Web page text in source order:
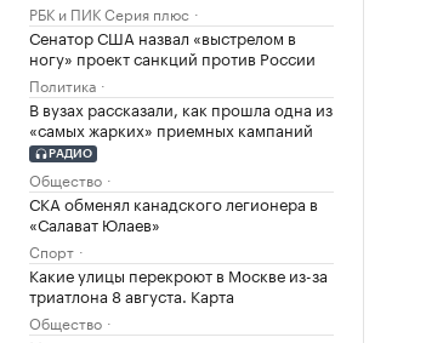
РБК и ПИК Серия плюс
Сенатор США назвал «выстрелом в
ногу» проект санкций против России
Политика
В вузах рассказали, как прошла одна из
«самых жарких» приемных кампаний
РАДИО
Общество
СКА обменял канадского легионера в
«Салават Юлаев»
Спорт
Какие улицы перекроют в Москве из-за
триатлона 8 августа. Карта
Общество